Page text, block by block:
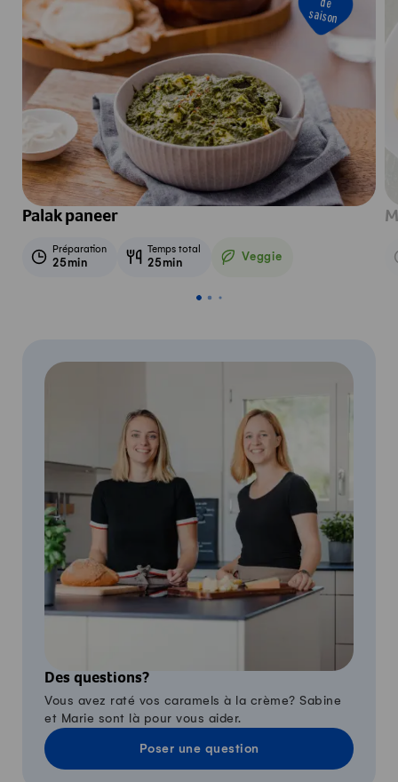
de
saison
Palak paneer
Préparation
25min
Temps total
25min Veggie
Veggie
Des questions?
Vous avez raté vos caramels à la crème? Sabine
et Marie sont là pour vous aider.
Poser une question